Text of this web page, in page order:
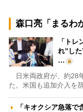
森口亮「まるわ
「ト
れ”し
…
日米両政府が、約28
た。米国も追加介入を
「キオクシア急落